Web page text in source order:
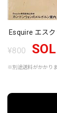
Esquire エス
¥800
※別途送料がかかりま